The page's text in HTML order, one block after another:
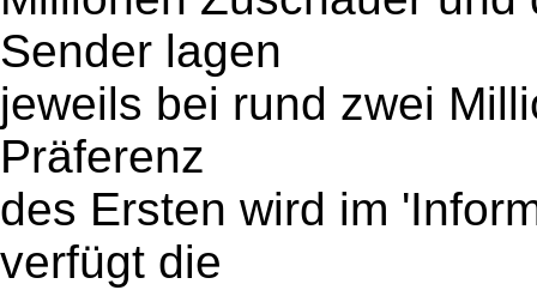
Sender lagen
jeweils bei rund zwei
Präferenz
des Ersten wird im
verfügt die